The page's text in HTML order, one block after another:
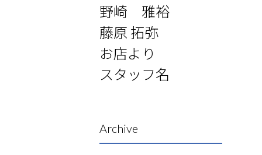
野崎 雅裕
藤原 拓弥
お店より
スタッフ名
Archive